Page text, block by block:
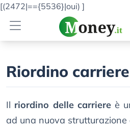
[(2472|=={5536}|oui) ]
Riordino carriere
Il riordino delle carriereè
ad una nuova strutturazione